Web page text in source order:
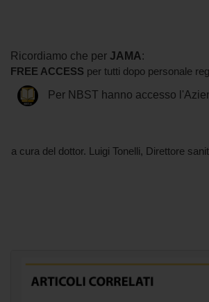
Ricordiamo che per JAMA:
FREE ACCESS per tutti dopo personale
Per NBST hanno accesso
a cura del dottor. Luigi Tonelli, Direttore